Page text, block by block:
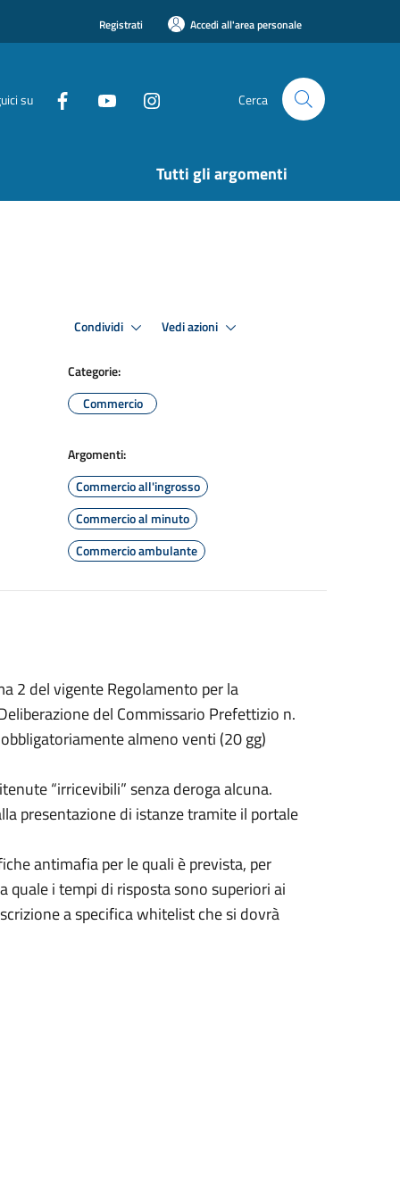
Registrati Accedi all'area personale
su Cerca
Tutti gli argomenti
Condividi Vedi azioni
Categorie:
Commercio
Argomenti:
Commercio all'ingrosso
Commercio al minuto
Commercio ambulante
2 del vigente Regolamento per la
del Commissario Prefettizio n.
almeno venti (20 gg)
“irricevibili” senza deroga alcuna.
presentazione di istanze tramite il portale
antimafia per le quali è prevista, per
quale i tempi di risposta sono superiori ai
a specifica whitelist che si dovrà